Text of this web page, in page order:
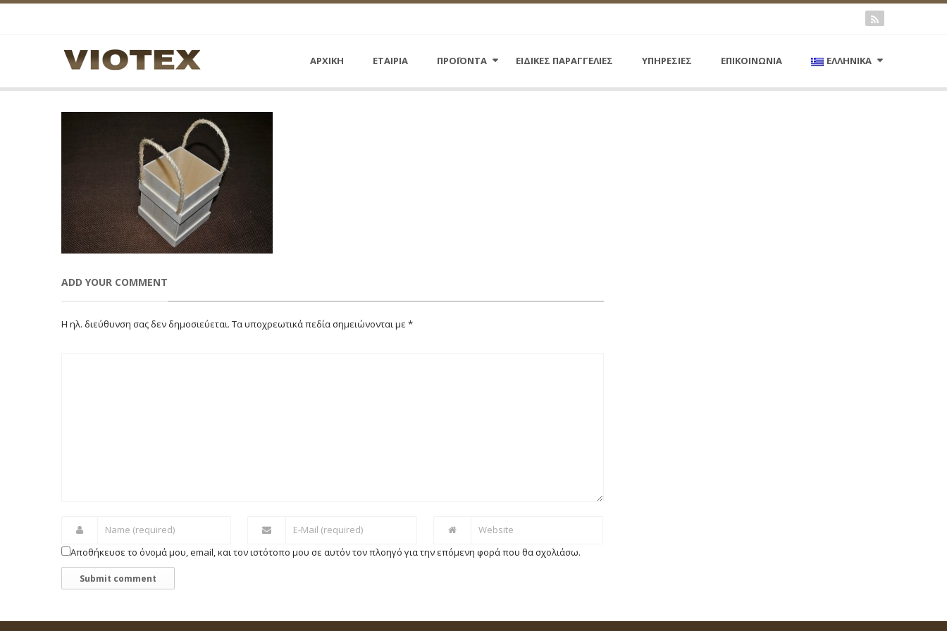
ΑΡΧΙΚΗ ΕΤΑΙΡΙΑ ΠΡΟΪΟΝΤΑ ΕΙΔΙΚΕΣ ΠΑΡΑΓΓΕΛΙΕΣ ΥΠΗΡΕΣΙΕΣ ΕΠΙΚΟΙΝΩΝΙΑ ΕΛΛΗΝΙΚΑ
ADD YOUR COMMENT
Η ηλ. διεύθυνση σας δεν δημοσιεύεται. Τα υποχρεωτικά πεδία σημειώνονται με *
Αποθήκευσε το όνομά μου, email, και τον ιστότοπο μου σε αυτόν τον πλοηγό για την επόμενη φορά που θα σχολιάσω.